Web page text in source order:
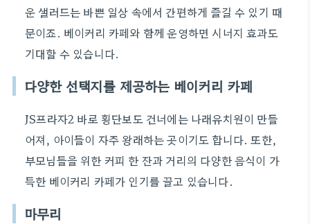
운 샐러드는 바쁜 일상 속에서 간편하게 즐길 수 있기 때
문이죠. 베이커리 카페와 함께 운영하면 시너지 효과도
기대할 수 있습니다.
다양한 선택지를 제공하는 베이커리 카페
JS프라자2 바로 횡단보도 건너에는 나래유치원이 만들
어져, 아이들이 자주 왕래하는 곳이기도 합니다. 또한,
부모님들을 위한 커피 한 잔과 거리의 다양한 음식이 가
득한 베이커리 카페가 인기를 끌고 있습니다.
마무리